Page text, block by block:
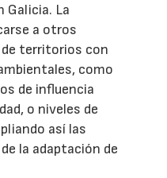
Galicia. La
a otros
territorios con
como
de influencia
o niveles de
así las
la adaptación de